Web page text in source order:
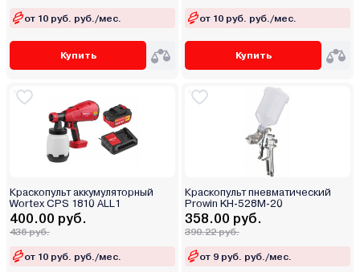
от 10 руб. руб./мес.
Купить
от 10 руб. руб./мес.
Купить
Краскопульт аккумуляторный
Wortex CPS 1810 ALL1
400.00 руб.
436 руб.
от 10 руб. руб./мес.
Краскопульт пневматический
Prowin KH-528M-20
358.00 руб.
390.22 руб.
от 9 руб. руб./мес.